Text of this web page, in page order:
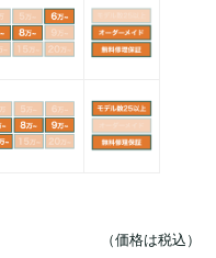
（価格は税込）